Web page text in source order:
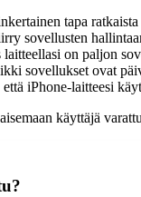
tapa
sovellusten
laitteellasi on paljon
sovellukset ovat
että iPhone-laitteesi
käyttäjä